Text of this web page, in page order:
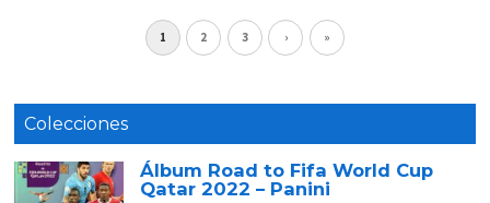
1 2 3 › »
Colecciones
Álbum Road to Fifa World Cup
Qatar 2022 – Panini